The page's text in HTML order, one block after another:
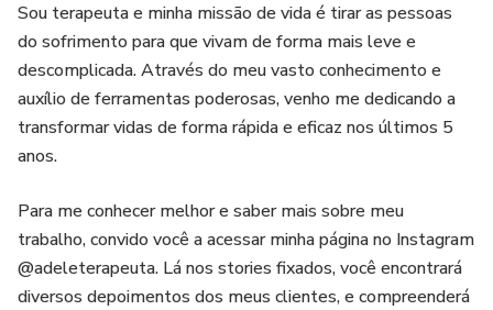
Sou terapeuta e minha missão de vida é tirar as pessoas
do sofrimento para que vivam de forma mais leve e
descomplicada. Através do meu vasto conhecimento e
auxílio de ferramentas poderosas, venho me dedicando a
transformar vidas de forma rápida e eficaz nos últimos 5
anos.
Para me conhecer melhor e saber mais sobre meu
trabalho, convido você a acessar minha página no Instagram
@adeleterapeuta. Lá nos stories fixados, você encontrará
diversos depoimentos dos meus clientes, e compreenderá